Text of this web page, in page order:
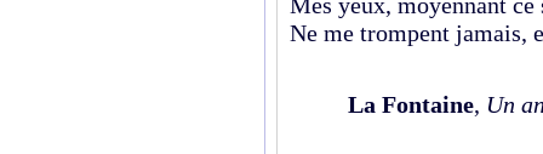
Ne me trompent jamais,
La Fontaine, Un